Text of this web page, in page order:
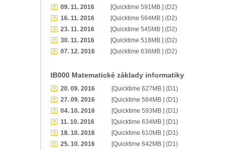
09. 11. 2016
[Quicktime 591MB ] (D2)
16. 11. 2016
[Quicktime 564MB ] (D2)
23. 11. 2016
[Quicktime 545MB ] (D2)
30. 11. 2016
[Quicktime 518MB ] (D2)
07. 12. 2016
[Quicktime 636MB ] (D2)
IB000 Matematické základy informatiky
20. 09. 2016
[Quicktime 627MB ] (D1)
27. 09. 2016
[Quicktime 584MB ] (D1)
04. 10. 2016
[Quicktime 593MB ] (D1)
11. 10. 2016
[Quicktime 634MB ] (D1)
18. 10. 2016
[Quicktime 610MB ] (D1)
25. 10. 2016
[Quicktime 642MB ] (D1)